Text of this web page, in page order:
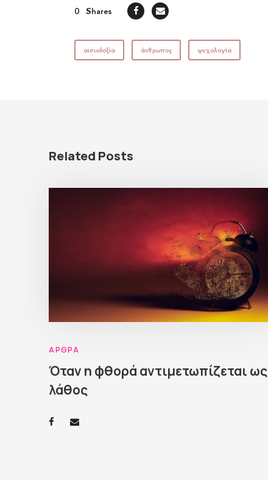
0 Shares
αισιοδοξία άνθρωπος ψυχολογία
Related Posts
ΆΡΘΡΑ
Όταν η φθορά αντιμετωπίζεται ως
λάθος